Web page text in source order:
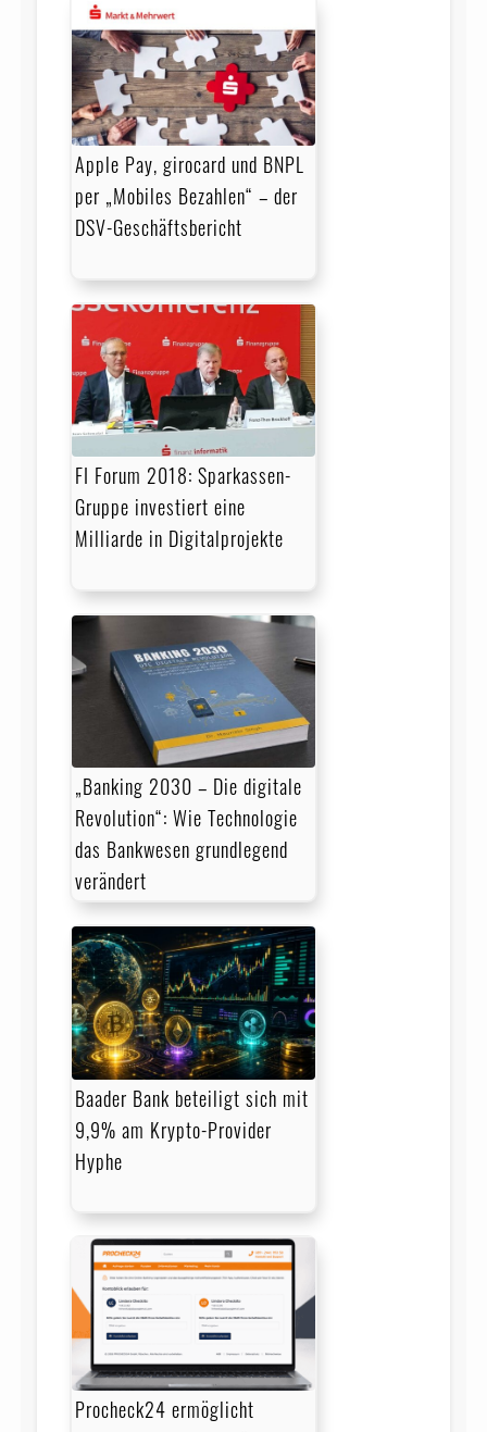
Apple Pay, girocard und BNPL
per „Mobiles Bezahlen“ – der
DSV-Geschäftsbericht
FI Forum 2018: Sparkassen-
Gruppe investiert eine
Milliarde in Digitalprojekte
„Banking 2030 – Die digitale
Revolution“: Wie Technologie
das Bankwesen grundlegend
verändert
Baader Bank beteiligt sich mit
9,9% am Krypto-Provider
Hyphe
Procheck24 ermöglicht